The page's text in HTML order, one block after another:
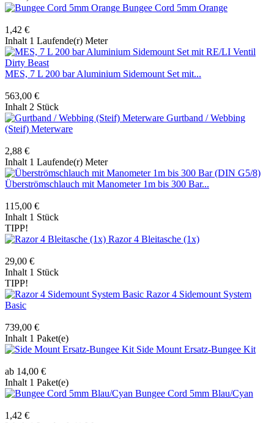
Bungee Cord 5mm Orange
1,42 €
Inhalt 1 Laufende(r) Meter
MES, 7 L 200 bar Aluminium Sidemount Set mit...
563,00 €
Inhalt 2 Stück
Gurtband / Webbing
(Steif) Meterware
2,88 €
Inhalt 1 Laufende(r) Meter
Überströmschlauch mit Manometer 1m bis 300 Bar...
115,00 €
Inhalt 1 Stück
TIPP!
Razor 4 Bleitasche (1x)
29,00 €
Inhalt 1 Stück
TIPP!
Razor 4 Sidemount System
Basic
739,00 €
Inhalt 1 Paket(e)
Side Mount Ersatz-Bungee Kit
ab 14,00 €
Inhalt 1 Paket(e)
Bungee Cord 5mm Blau/Cyan
1,42 €